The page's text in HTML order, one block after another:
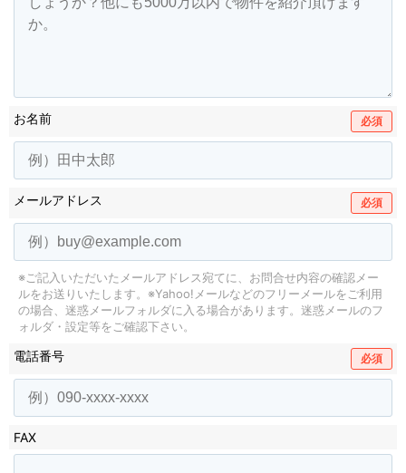
お名前 必須
メールアドレス 必須
※ご記入いただいたメールアドレス宛てに、お問合せ内容の確認メー
ルをお送りいたします。 ※Yahoo!メールなどのフリーメールをご利用
の場合、迷惑メールフォルダに入る場合があります。 迷惑メールのフ
ォルダ・設定等をご確認下さい。
電話番号 必須
FAX